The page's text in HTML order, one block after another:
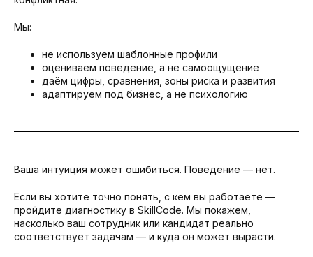
Мы:
не используем шаблонные профили
оцениваем поведение, а не самоощущение
даём цифры, сравнения, зоны риска и развития
адаптируем под бизнес, а не психологию
Ваша интуиция может ошибиться. Поведение — нет.
Если вы хотите точно понять, с кем вы работаете —
пройдите диагностику в SkillCode. Мы покажем,
насколько ваш сотрудник или кандидат реально
соответствует задачам — и куда он может вырасти.